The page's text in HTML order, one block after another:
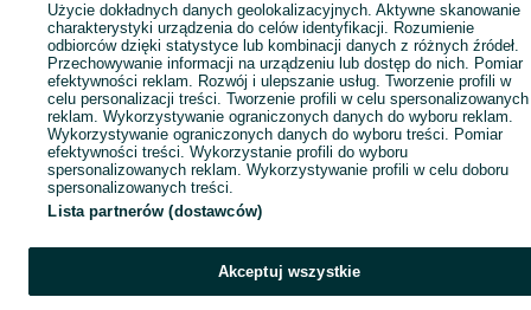
Użycie dokładnych danych geolokalizacyjnych. Aktywne skanowanie
charakterystyki urządzenia do celów identyfikacji. Rozumienie
odbiorców dzięki statystyce lub kombinacji danych z różnych źródeł.
Przechowywanie informacji na urządzeniu lub dostęp do nich. Pomiar
efektywności reklam. Rozwój i ulepszanie usług. Tworzenie profili w
celu personalizacji treści. Tworzenie profili w celu spersonalizowanych
reklam. Wykorzystywanie ograniczonych danych do wyboru reklam.
Wykorzystywanie ograniczonych danych do wyboru treści. Pomiar
efektywności treści. Wykorzystanie profili do wyboru
spersonalizowanych reklam. Wykorzystywanie profili w celu doboru
spersonalizowanych treści.
Lista partnerów (dostawców)
Akceptuj wszystkie